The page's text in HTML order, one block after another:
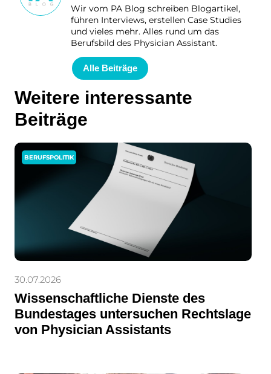
Wir vom PA Blog schreiben Blogartikel,
führen Interviews, erstellen Case Studies
und vieles mehr. Alles rund um das
Berufsbild des Physician Assistant.
Alle Beiträge
Weitere interessante
Beiträge
BERUFSPOLITIK
30.07.2026
Wissenschaftliche Dienste des
Bundestages untersuchen Rechtslage
von Physician Assistants